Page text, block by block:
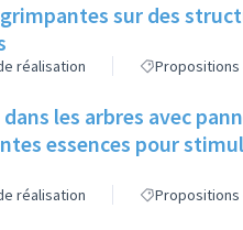
sur des
réalisation Propositions
les arbres avec
essences pour
réalisation Propositions